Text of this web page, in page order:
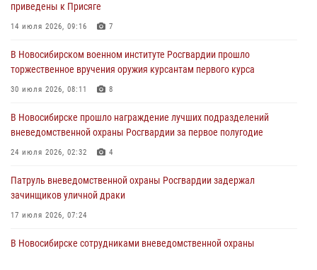
В Новосибирске сотрудниками вневедомственной охраны
Росгвардии задержан гражданин, находящийся в розыске
В Новосибирске военнослужащие отряда спецназа «Ермак»
Росгвардии провели занятия по беспарашютному десантированию
В Новосибирске военнослужащие Росгвардии почтили память детей
– жертв войны в Донбассе
приведены к Присяге
14 июля 2026, 09:16 7
В Новосибирском военном институте Росгвардии прошло
торжественное вручения оружия курсантам первого курса
30 июля 2026, 08:11 8
В Новосибирске прошло награждение лучших подразделений
вневедомственной охраны Росгвардии за первое полугодие
24 июля 2026, 02:32 4
Патруль вневедомственной охраны Росгвардии задержал
зачинщиков уличной драки
17 июля 2026, 07:24
В Новосибирске сотрудниками вневедомственной охраны